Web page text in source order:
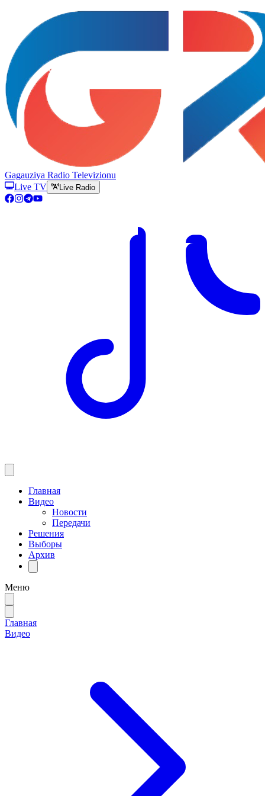
Gagauziya Radio Televizionu
Live TV
Live Radio
Главная
Видео
Новости
Передачи
Решения
Выборы
Архив
Меню
Главная
Видео